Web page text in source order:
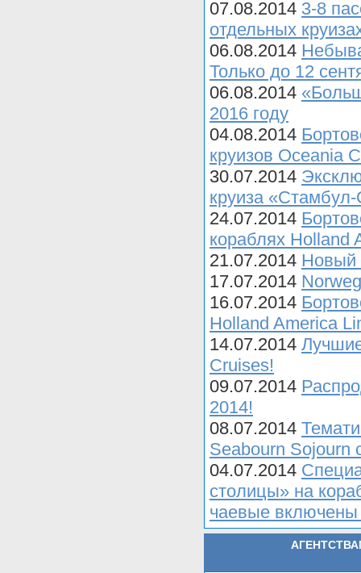
07.08.2014 3-8
отдельных
06.08.2014
Только до 12
06.08.2014
2016 году
04.08.2014
круизов Oceania
30.07.2014
круиза
24.07.2014
кораблях Holland
21.07.2014 Новый
17.07.2014
16.07.2014
Holland America
14.07.2014
Cruises!
09.07.2014
2014!
08.07.2014
Seabourn Sojourn
04.07.2014
столицы» на
чаевые включены